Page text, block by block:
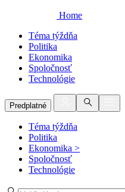
Home
Téma týždňa
Politika
Ekonomika
Spoločnosť
Technológie
Predplatné
Téma týždňa
Politika
Ekonomika >
Spoločnosť
Technológie